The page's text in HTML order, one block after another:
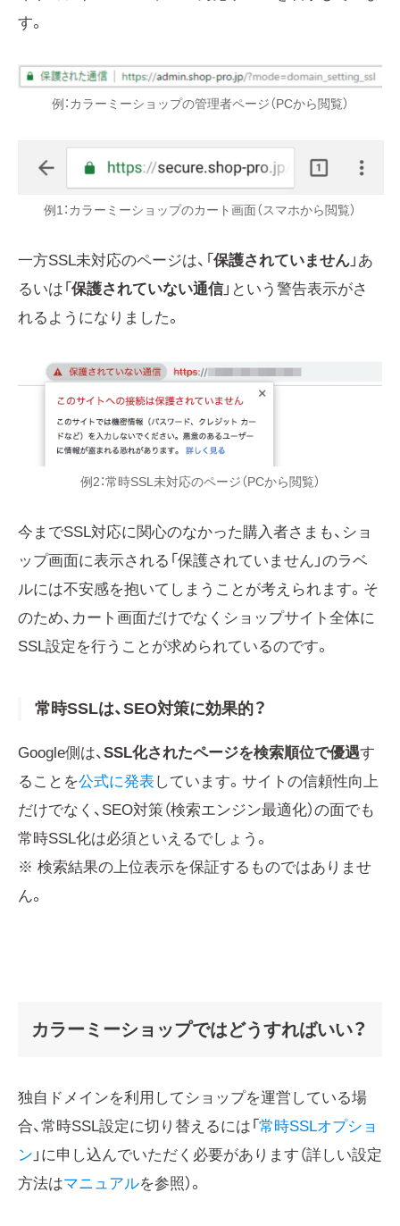
す。
例：カラーミーショップの管理者ページ（PCから閲覧）
例1：カラーミーショップのカート画面（スマホから閲覧）
一方SSL未対応のページは、「 保護されていません 」あ
るいは「 保護されていない通信」という警告表示がさ
れるようになりました。
例2：常時SSL未対応のページ（PCから閲覧）
今までSSL対応に関心のなかった購入者さまも、ショ
ップ画面に表示される「保護されていません」のラベ
ルには不安感を抱いてしまうことが考えられます。そ
のため、カート画面だけでなくショップサイト全体に
SSL設定を行うことが求められているのです。
常時SSLは、SEO対策に効果的？
Google側は、SSL化されたページを検索順位で優遇す
ることを公式に発表 しています。サイトの信頼性向上
だけでなく、SEO対策（検索エンジン最適化）の面でも
常時SSL化は必須といえるでしょう。
※ 検索結果の上位表示を保証するものではありませ
ん。
カラーミーショップではどうすればいい？
独自ドメインを利用してショップを運営している場
合、常時SSL設定に切り替えるには「 常時SSLオプショ
ン 」に申し込んでいただく必要があります（詳しい設定
方法はマニュアルを参照）。